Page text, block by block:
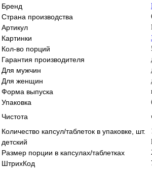
Бренд
Страна производства
Артикул
Картинки
Кол-во порций
Гарантия производителя
Для мужчин
Для женщин
Форма выпуска
Упаковка
Чистота
Количество капсул/таблеток в упаковке, шт.
детский
Размер порции в капсулах/таблетках
ШтрихКод